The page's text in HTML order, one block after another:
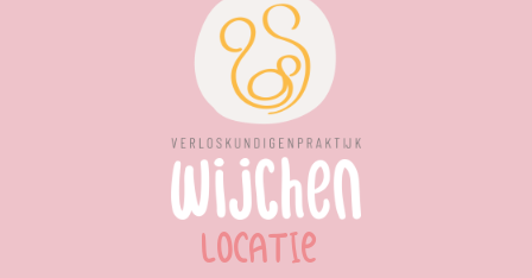
LOCATIE